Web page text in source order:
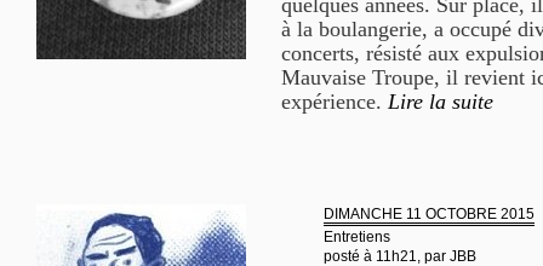
quelques années. Sur place,
à la boulangerie, a occupé
concerts, résisté aux
Mauvaise Troupe, il revient
expérience. Lire la suite
DIMANCHE 11 OCTOBRE 2015
Entretiens
posté à 11h21, par JBB